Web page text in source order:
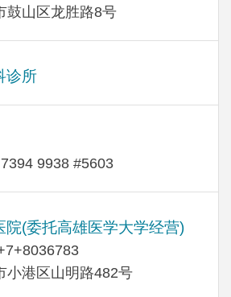
鼓山区龙胜路8号
诊所
9938 #5603
院(委托高雄医学大学经营)
小港区山明路482号